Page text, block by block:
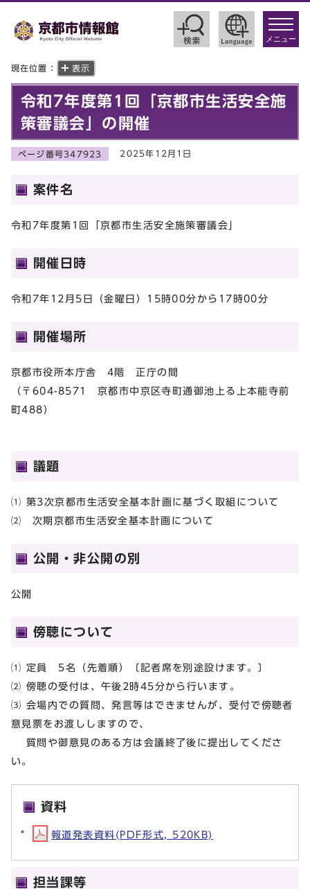
toggle
メニュー
現在位置： 表示
令和7年度第1回「京都市生活安全施
策審議会」の開催
ページ番号347923 2025年12月1日
案件名
令和7年度第1回「京都市生活安全施策審議会」
開催日時
令和7年12月5日（金曜日）15時00分から17時00分
開催場所
京都市役所本庁舎 4階 正庁の間
（〒604-8571 京都市中京区寺町通御池上る上本能寺前
町488）
議題
⑴ 第3次京都市生活安全基本計画に基づく取組について
⑵ 次期京都市生活安全基本計画について
公開・非公開の別
公開
傍聴について
⑴ 定員 5名（先着順）〔記者席を別途設けます。〕
⑵ 傍聴の受付は、午後2時45分から行います。
⑶ 会場内での質問、発言等はできませんが、受付で傍聴者
意見票をお渡ししますので、
質問や御意見のある方は会議終了後に提出してくださ
い。
資料
報道発表資料(PDF形式, 520KB)
担当課等